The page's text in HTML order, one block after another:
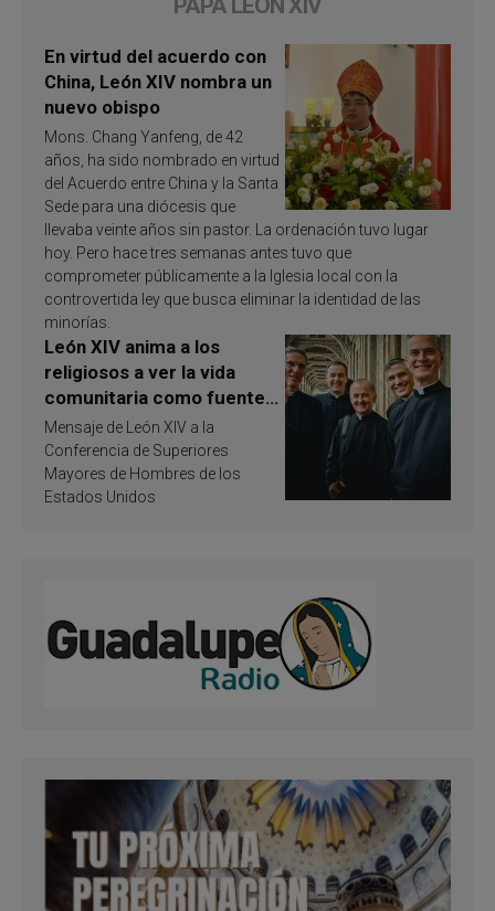
En virtud del acuerdo con
China, León XIV nombra un
nuevo obispo
Mons. Chang Yanfeng, de 42
años, ha sido nombrado en virtud
del Acuerdo entre China y la Santa
Sede para una diócesis que
llevaba veinte años sin pastor. La ordenación tuvo lugar
hoy. Pero hace tres semanas antes tuvo que
comprometer públicamente a la Iglesia local con la
controvertida ley que busca eliminar la identidad de las
minorías.
León XIV anima a los
religiosos a ver la vida
comunitaria como fuente
de inspiración y
santificación
Mensaje de León XIV a la
Conferencia de Superiores
Mayores de Hombres de los
Estados Unidos